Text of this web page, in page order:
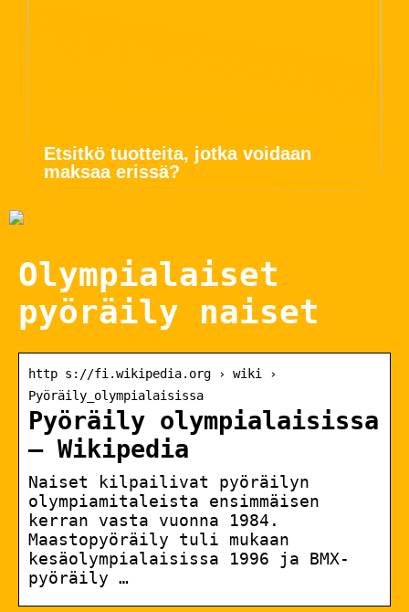
Etsitkö tuotteita, jotka voidaan
maksaa erissä?
Olympialaiset
pyöräily naiset
http s://fi.wikipedia.org › wiki ›
Pyöräily_olympialaisissa
Pyöräily olympialaisissa
– Wikipedia
Naiset kilpailivat pyöräilyn
olympiamitaleista ensimmäisen
kerran vasta vuonna 1984.
Maastopyöräily tuli mukaan
kesäolympialaisissa 1996 ja BMX-
pyöräily …